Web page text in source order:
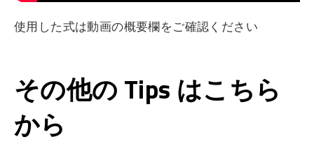
使用した式は動画の概要欄をご確認ください
その他の Tips はこちら
から